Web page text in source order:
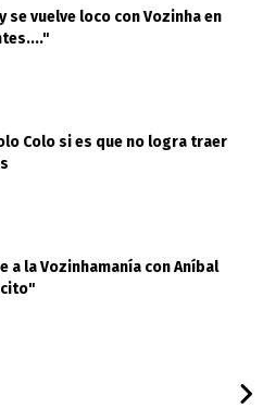
se vuelve loco con Vozinha en
Colo si es que no logra traer
a la Vozinhamanía con Aníbal